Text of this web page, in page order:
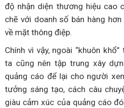
độ nhận diện thương hiệu cao
chẽ với doanh số bán hàng
về mặt thông điệp.
Chính vì vậy, ngoài “khuôn
ta cũng nên tập trung xây
quảng cáo để lại cho người
tưởng sáng tạo, cách câu
giàu cảm xúc của quảng cáo